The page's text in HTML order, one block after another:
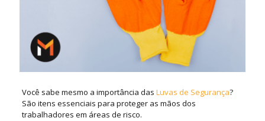
Você sabe mesmo a importância das Luvas de Segurança?
São itens essenciais para proteger as mãos dos
trabalhadores em áreas de risco.